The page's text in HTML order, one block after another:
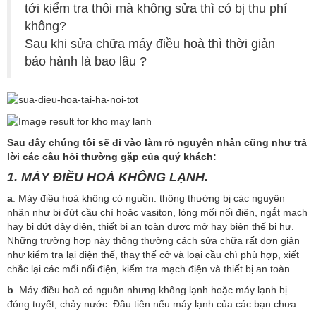
tới kiểm tra thôi mà không sửa thì có bị thu phí
không?
Sau khi sửa chữa máy điều hoà thì thời giản
bảo hành là bao lâu ?
Sau đây chúng tôi sẽ đi vào làm rỏ nguyên nhân cũng như trả
lời các câu hỏi thường gặp của quý khách:
1. MÁY ĐIỀU HOÀ KHÔNG LẠNH.
a. Máy điều hoà không có nguồn: thông thường bị các nguyên
nhân như bị đứt cầu chì hoặc vasiton, lỏng mối nối điện, ngắt mạch
hay bị đứt dây điện, thiết bị an toàn được mở hay biên thế bị hư.
Những trường hợp này thông thường cách sửa chữa rất đơn giản
như kiểm tra lại điện thế, thay thế cở và loại cầu chì phù hợp, xiết
chắc lại các mối nối điện, kiểm tra mạch điện và thiết bị an toàn.
b. Máy điều hoà có nguồn nhưng không lạnh hoặc máy lạnh bị
đóng tuyết, chảy nước: Đầu tiên nếu máy lạnh của các bạn chưa